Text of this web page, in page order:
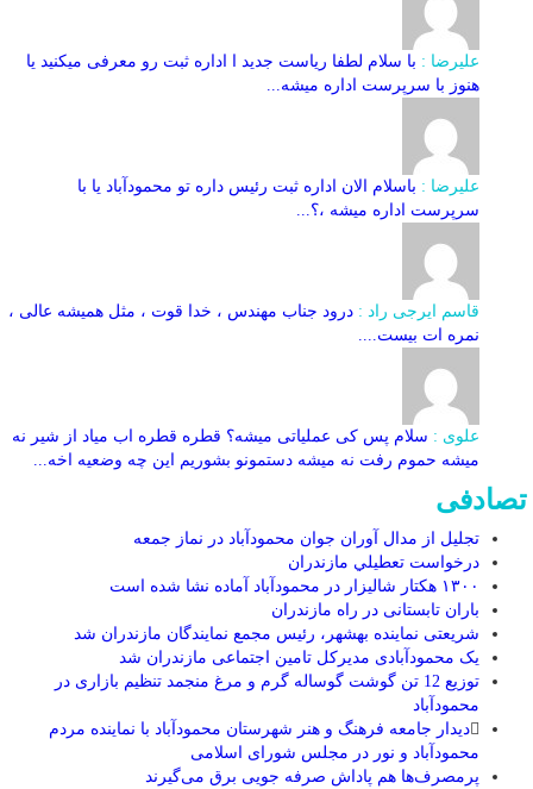
علیرضا : با سلام لطفا ریاست جدید ا اداره ثبت‌ رو معرفی میکنید یا
هنوز با سرپرست اداره‌ میشه...
علیرضا : باسلام الان اداره ثبت رئیس داره تو محمودآباد یا با
سرپرست اداره میشه ،؟...
قاسم ایرجی راد : درود جناب مهندس ، خدا قوت ، مثل همیشه عالی ،
نمره ات بیست....
علوی : سلام پس کی عملیاتی میشه؟ قطره قطره اب میاد از شیر نه
میشه حموم رفت نه میشه دستمونو بشوریم این چه وضعیه اخه...
تصادفی
تجلیل از مدال آوران جوان محمودآباد در نماز جمعه
درخواست تعطيلي مازندران
۱۳۰۰ هکتار شالیزار در محمودآباد آماده نشا شده است
باران تابستانی در راه مازندران
شریعتی نماینده بهشهر، رئیس مجمع نمایندگان مازندران شد
یک محمودآبادی مدیرکل تامین اجتماعی مازندران شد
توزیع 12 تن گوشت گوساله گرم و مرغ منجمد تنظیم بازاری در
محمودآباد
دیدار جامعه فرهنگ و هنر شهرستان محمودآباد با نماینده مردم
محمودآباد و نور در مجلس شورای اسلامی
پرمصرف‌ها هم پاداش صرفه جویی برق می‌گیرند